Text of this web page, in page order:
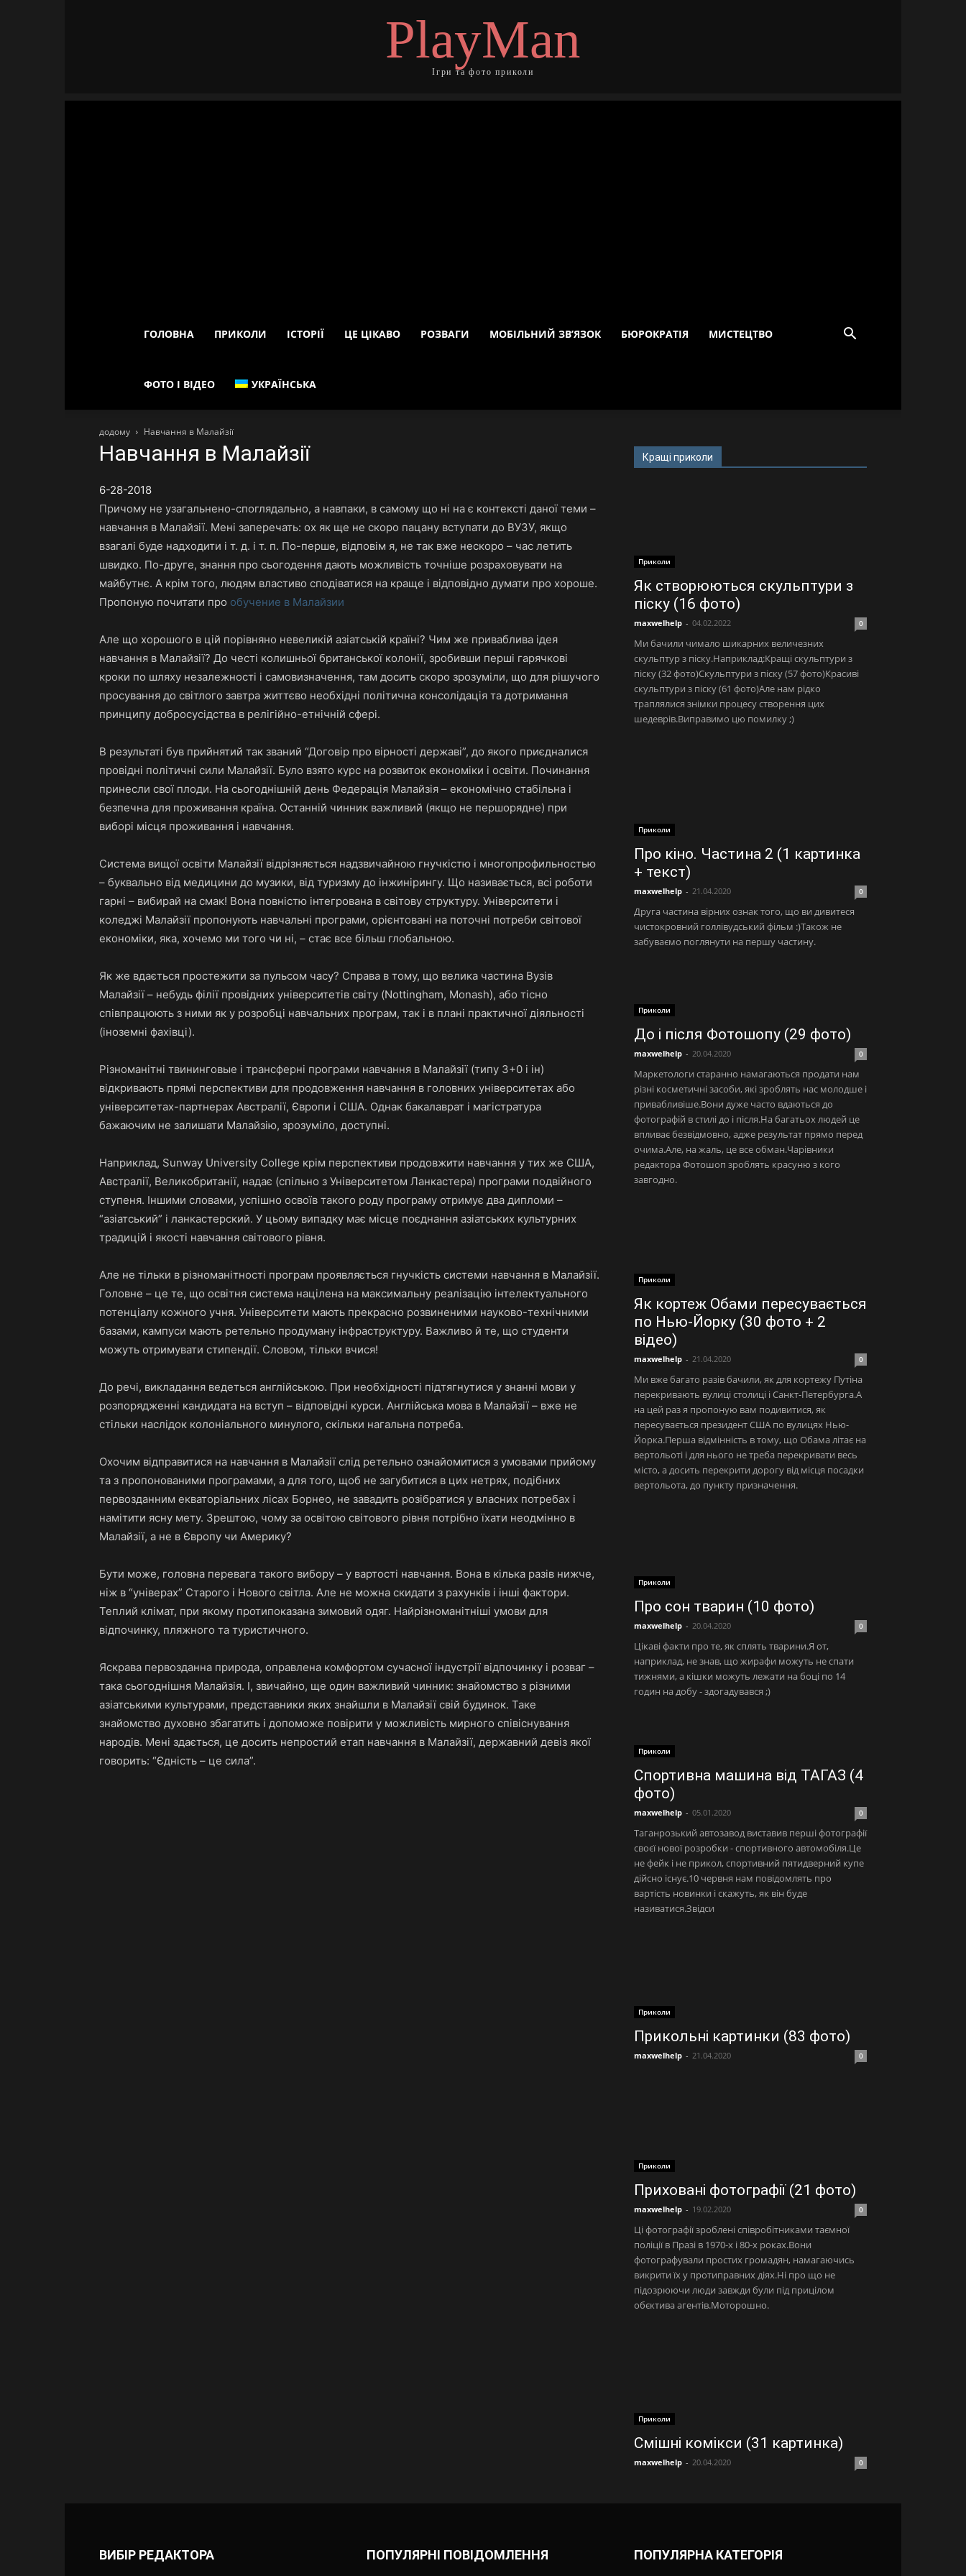
PlayMan
Ігри та фото приколи
ГОЛОВНА ПРИКОЛИ ІСТОРІЇ ЦЕ ЦІКАВО РОЗВАГИ МОБІЛЬНИЙ ЗВ’ЯЗОК БЮРОКРАТІЯ МИСТЕЦТВО
ФОТО І ВІДЕО УКРАЇНСЬКА
додому Навчання в Малайзії
Навчання в Малайзії
6-28-2018
Причому не узагальнено-споглядально, а навпаки, в самому що ні на є контексті даної теми –
навчання в Малайзії. Мені заперечать: ох як ще не скоро пацану вступати до ВУЗУ, якщо
взагалі буде надходити і т. д. і т. п. По-перше, відповім я, не так вже нескоро – час летить
швидко. По-друге, знання про сьогодення дають можливість точніше розраховувати на
майбутнє. А крім того, людям властиво сподіватися на краще і відповідно думати про хороше.
Пропоную почитати про обучение в Малайзии
Але що хорошого в цій порівняно невеликій азіатській країні? Чим же приваблива ідея
навчання в Малайзії? До честі колишньої британської колонії, зробивши перші гарячкові
кроки по шляху незалежності і самовизначення, там досить скоро зрозуміли, що для рішучого
просування до світлого завтра життєво необхідні політична консолідація та дотримання
принципу добросусідства в релігійно-етнічній сфері.
В результаті був прийнятий так званий “Договір про вірності державі”, до якого приєдналися
провідні політичні сили Малайзії. Було взято курс на розвиток економіки і освіти. Починання
принесли свої плоди. На сьогоднішній день Федерація Малайзія – економічно стабільна і
безпечна для проживання країна. Останній чинник важливий (якщо не першорядне) при
виборі місця проживання і навчання.
Система вищої освіти Малайзії відрізняється надзвичайною гнучкістю і многопрофильностью
– буквально від медицини до музики, від туризму до інжинірингу. Що називається, всі роботи
гарні – вибирай на смак! Вона повністю інтегрована в світову структуру. Університети і
коледжі Малайзії пропонують навчальні програми, орієнтовані на поточні потреби світової
економіки, яка, хочемо ми того чи ні, – стає все більш глобальною.
Як же вдається простежити за пульсом часу? Справа в тому, що велика частина Вузів
Малайзії – небудь філії провідних університетів світу (Nottingham, Monash), або тісно
співпрацюють з ними як у розробці навчальних програм, так і в плані практичної діяльності
(іноземні фахівці).
Різноманітні твининговые і трансферні програми навчання в Малайзії (типу 3+0 і ін)
відкривають прямі перспективи для продовження навчання в головних університетах або
університетах-партнерах Австралії, Європи і США. Однак бакалаврат і магістратура
бажаючим не залишати Малайзію, зрозуміло, доступні.
Наприклад, Sunway University College крім перспективи продовжити навчання у тих же США,
Австралії, Великобританії, надає (спільно з Університетом Ланкастера) програми подвійного
ступеня. Іншими словами, успішно освоїв такого роду програму отримує два дипломи –
“азіатський” і ланкастерский. У цьому випадку має місце поєднання азіатських культурних
традицій і якості навчання світового рівня.
Але не тільки в різноманітності програм проявляється гнучкість системи навчання в Малайзії.
Головне – це те, що освітня система націлена на максимальну реалізацію інтелектуального
потенціалу кожного учня. Університети мають прекрасно розвиненими науково-технічними
базами, кампуси мають ретельно продуману інфраструктуру. Важливо й те, що студенти
можуть отримувати стипендії. Словом, тільки вчися!
До речі, викладання ведеться англійською. При необхідності підтягнутися у знанні мови у
розпорядженні кандидата на вступ – відповідні курси. Англійська мова в Малайзії – вже не
стільки наслідок колоніального минулого, скільки нагальна потреба.
Охочим відправитися на навчання в Малайзії слід ретельно ознайомитися з умовами прийому
та з пропонованими програмами, а для того, щоб не загубитися в цих нетрях, подібних
первозданним екваторіальних лісах Борнео, не завадить розібратися у власних потребах і
намітити ясну мету. Зрештою, чому за освітою світового рівня потрібно їхати неодмінно в
Малайзії, а не в Європу чи Америку?
Бути може, головна перевага такого вибору – у вартості навчання. Вона в кілька разів нижче,
ніж в “універах” Старого і Нового світла. Але не можна скидати з рахунків і інші фактори.
Теплий клімат, при якому протипоказана зимовий одяг. Найрізноманітніші умови для
відпочинку, пляжного та туристичного.
Яскрава первозданна природа, оправлена комфортом сучасної індустрії відпочинку і розваг –
така сьогоднішня Малайзія. І, звичайно, ще один важливий чинник: знайомство з різними
азіатськими культурами, представники яких знайшли в Малайзії свій будинок. Таке
знайомство духовно збагатить і допоможе повірити у можливість мирного співіснування
народів. Мені здається, це досить непростий етап навчання в Малайзії, державний девіз якої
говорить: “Єдність – це сила”.
Кращі приколи
Приколи
Як створюються скульптури з
піску (16 фото)
maxwelhelp - 04.02.2022 0
Ми бачили чимало шикарних величезних
скульптур з піску.Наприклад:Кращі скульптури з
піску (32 фото)Скульптури з піску (57 фото)Красиві
скульптури з піску (61 фото)Але нам рідко
траплялися знімки процесу створення цих
шедеврів.Виправимо цю помилку ;)
Приколи
Про кіно. Частина 2 (1 картинка
+ текст)
maxwelhelp - 21.04.2020 0
Друга частина вірних ознак того, що ви дивитеся
чистокровний голлівудський фільм :)Також не
забуваємо поглянути на першу частину.
Приколи
До і після Фотошопу (29 фото)
maxwelhelp - 20.04.2020 0
Маркетологи старанно намагаються продати нам
різні косметичні засоби, які зроблять нас молодше і
привабливіше.Вони дуже часто вдаються до
фотографій в стилі до і після.На багатьох людей це
впливає безвідмовно, адже результат прямо перед
очима.Але, на жаль, це все обман.Чарівники
редактора Фотошоп зроблять красуню з кого
завгодно.
Приколи
Як кортеж Обами пересувається
по Нью-Йорку (30 фото + 2
відео)
maxwelhelp - 21.04.2020 0
Ми вже багато разів бачили, як для кортежу Путіна
перекривають вулиці столиці і Санкт-Петербурга.А
на цей раз я пропоную вам подивитися, як
пересувається президент США по вулицях Нью-
Йорка.Перша відмінність в тому, що Обама літає на
вертольоті і для нього не треба перекривати весь
місто, а досить перекрити дорогу від місця посадки
вертольота, до пункту призначення.
Приколи
Про сон тварин (10 фото)
maxwelhelp - 20.04.2020 0
Цікаві факти про те, як сплять тварини.Я от,
наприклад, не знав, що жирафи можуть не спати
тижнями, а кішки можуть лежати на боці по 14
годин на добу - здогадувався ;)
Приколи
Спортивна машина від ТАГАЗ (4
фото)
maxwelhelp - 05.01.2020 0
Таганрозький автозавод виставив перші фотографії
своєї нової розробки - спортивного автомобіля.Це
не фейк і не прикол, спортивний пятидверний купе
дійсно існує.10 червня нам повідомлять про
вартість новинки і скажуть, як він буде
називатися.Звідси
Приколи
Прикольні картинки (83 фото)
maxwelhelp - 21.04.2020 0
Приколи
Приховані фотографії (21 фото)
maxwelhelp - 19.02.2020 0
Ці фотографії зроблені співробітниками таємної
поліції в Празі в 1970-х і 80-х роках.Вони
фотографували простих громадян, намагаючись
викрити їх у протиправних діях.Ні про що не
підозрюючи люди завжди були під прицілом
обєктива агентів.Моторошно.
Приколи
Смішні комікси (31 картинка)
maxwelhelp - 20.04.2020 0
ВИБІР РЕДАКТОРА ПОПУЛЯРНІ ПОВІДОМЛЕННЯ ПОПУЛЯРНА КАТЕГОРІЯ